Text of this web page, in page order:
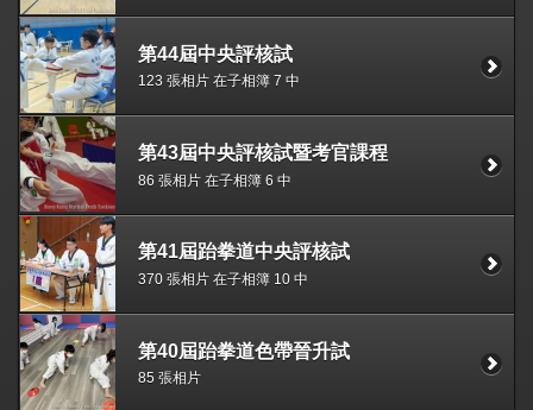
第44屆中央評核試
123 張相片 在子相簿 7 中
第43屆中央評核試暨考官課程
86 張相片 在子相簿 6 中
第41屆跆拳道中央評核試
370 張相片 在子相簿 10 中
第40屆跆拳道色帶晉升試
85 張相片